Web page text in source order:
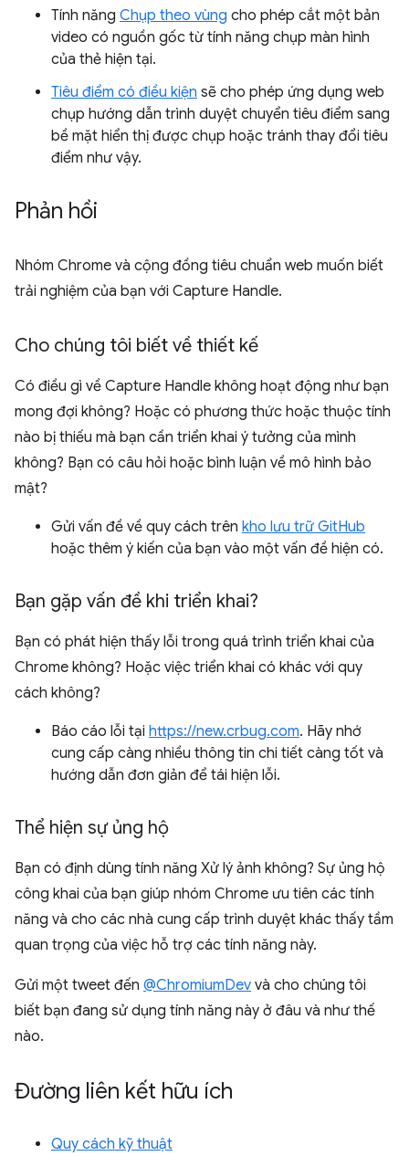
Tính năng Chụp theo vùng cho phép cắt một bản
video có nguồn gốc từ tính năng chụp màn hình
của thẻ hiện tại.
Tiêu điểm có điều kiện sẽ cho phép ứng dụng web
chụp hướng dẫn trình duyệt chuyển tiêu điểm sang
bề mặt hiển thị được chụp hoặc tránh thay đổi tiêu
điểm như vậy.
Phản hồi
Nhóm Chrome và cộng đồng tiêu chuẩn web muốn biết
trải nghiệm của bạn với Capture Handle.
Cho chúng tôi biết về thiết kế
Có điều gì về Capture Handle không hoạt động như bạn
mong đợi không? Hoặc có phương thức hoặc thuộc tính
nào bị thiếu mà bạn cần triển khai ý tưởng của mình
không? Bạn có câu hỏi hoặc bình luận về mô hình bảo
mật?
Gửi vấn đề về quy cách trên kho lưu trữ GitHub
hoặc thêm ý kiến của bạn vào một vấn đề hiện có.
Bạn gặp vấn đề khi triển khai?
Bạn có phát hiện thấy lỗi trong quá trình triển khai của
Chrome không? Hoặc việc triển khai có khác với quy
cách không?
Báo cáo lỗi tại https://new.crbug.com. Hãy nhớ
cung cấp càng nhiều thông tin chi tiết càng tốt và
hướng dẫn đơn giản để tái hiện lỗi.
Thể hiện sự ủng hộ
Bạn có định dùng tính năng Xử lý ảnh không? Sự ủng hộ
công khai của bạn giúp nhóm Chrome ưu tiên các tính
năng và cho các nhà cung cấp trình duyệt khác thấy tầm
quan trọng của việc hỗ trợ các tính năng này.
Gửi một tweet đến @ChromiumDev và cho chúng tôi
biết bạn đang sử dụng tính năng này ở đâu và như thế
nào.
Đường liên kết hữu ích
Quy cách kỹ thuật